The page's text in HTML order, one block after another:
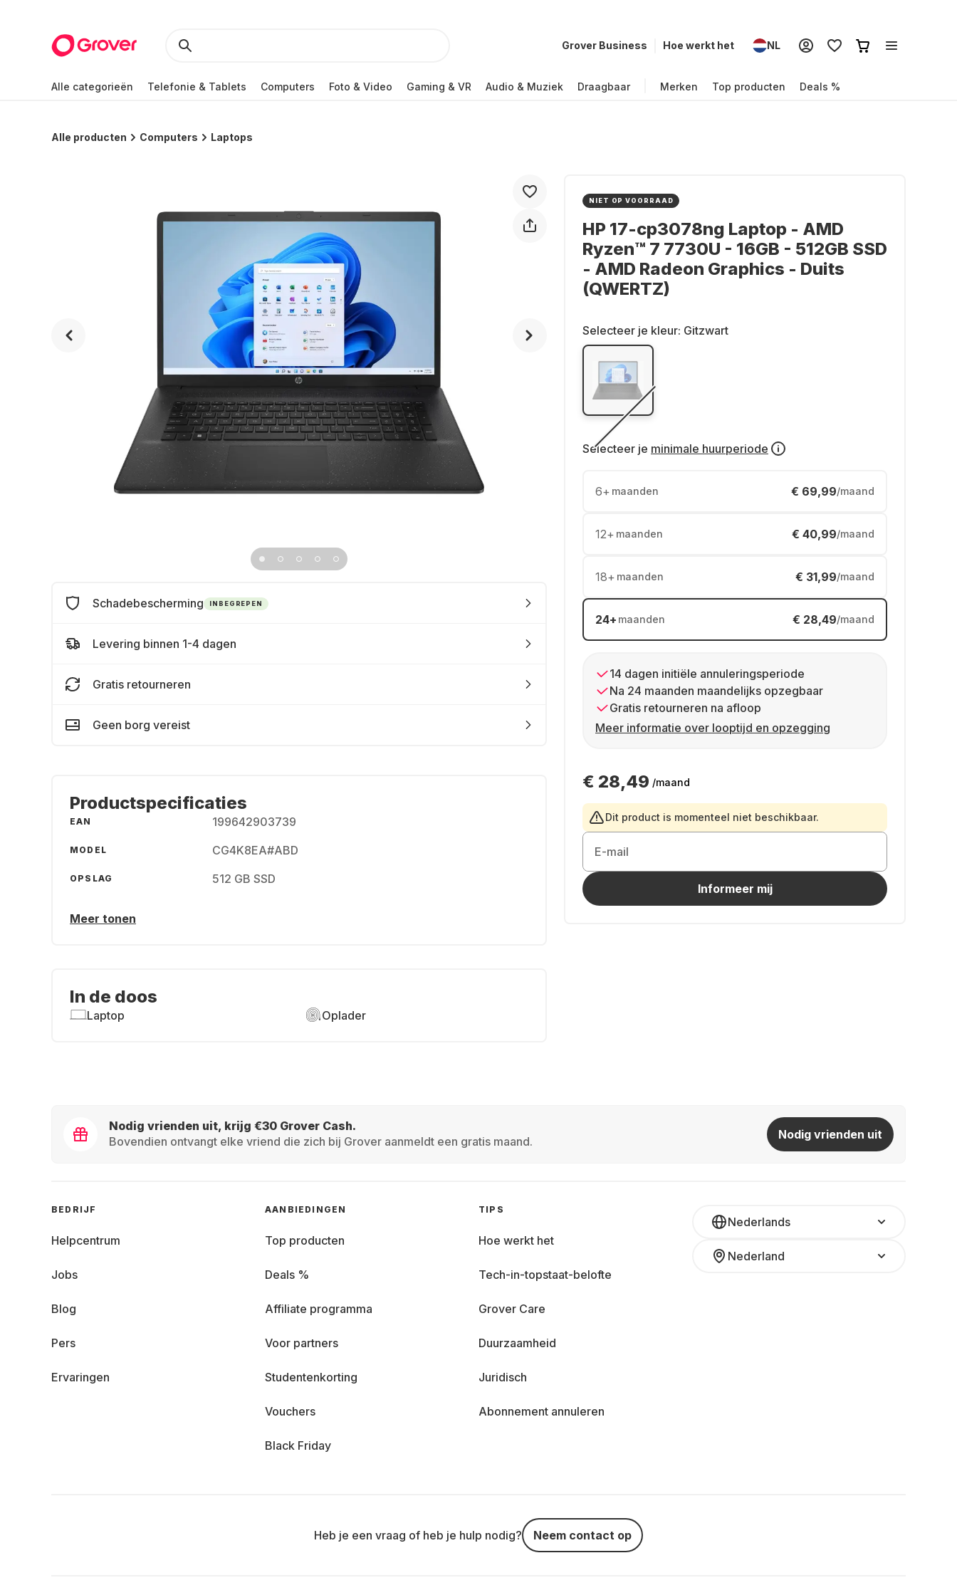
Grover Business Hoe werkt het NL
Alle categorieën Telefonie & Tablets Computers Foto & Video Gaming & VR Audio & Muziek Draagbaar Merken Top producten Deals %
Alle producten Computers Laptops
NIET OP VOORRAAD
HP 17-cp3078ng Laptop - AMD
Ryzen™ 7 7730U - 16GB - 512GB SSD
- AMD Radeon Graphics - Duits
(QWERTZ)
Selecteer je kleur: Gitzwart
Selecteer je minimale huurperiode
6+ maanden € 69,99/maand
12+ maanden € 40,99/maand
18+ maanden € 31,99/maand
24+ maanden € 28,49/maand
14 dagen initiële annuleringsperiode
Na 24 maanden maandelijks opzegbaar
Gratis retourneren na afloop
Meer informatie over looptijd en opzegging
€ 28,49 /maand
Dit product is momenteel niet beschikbaar.
E-mail
Informeer mij
Schadebescherming INBEGREPEN
Levering binnen 1-4 dagen
Gratis retourneren
Geen borg vereist
Productspecificaties
EAN 199642903739
MODEL CG4K8EA#ABD
OPSLAG 512 GB SSD
Meer tonen
In de doos
Laptop Oplader
Nodig vrienden uit, krijg €30 Grover Cash.
Bovendien ontvangt elke vriend die zich bij Grover aanmeldt een gratis maand.
Nodig vrienden uit
Nederlands
Nederland
BEDRIJF
Helpcentrum
Jobs
Blog
Pers
Ervaringen
AANBIEDINGEN
Top producten
Deals %
Affiliate programma
Voor partners
Studentenkorting
Vouchers
Black Friday
TIPS
Hoe werkt het
Tech-in-topstaat-belofte
Grover Care
Duurzaamheid
Juridisch
Abonnement annuleren
Heb je een vraag of heb je hulp nodig? Neem contact op